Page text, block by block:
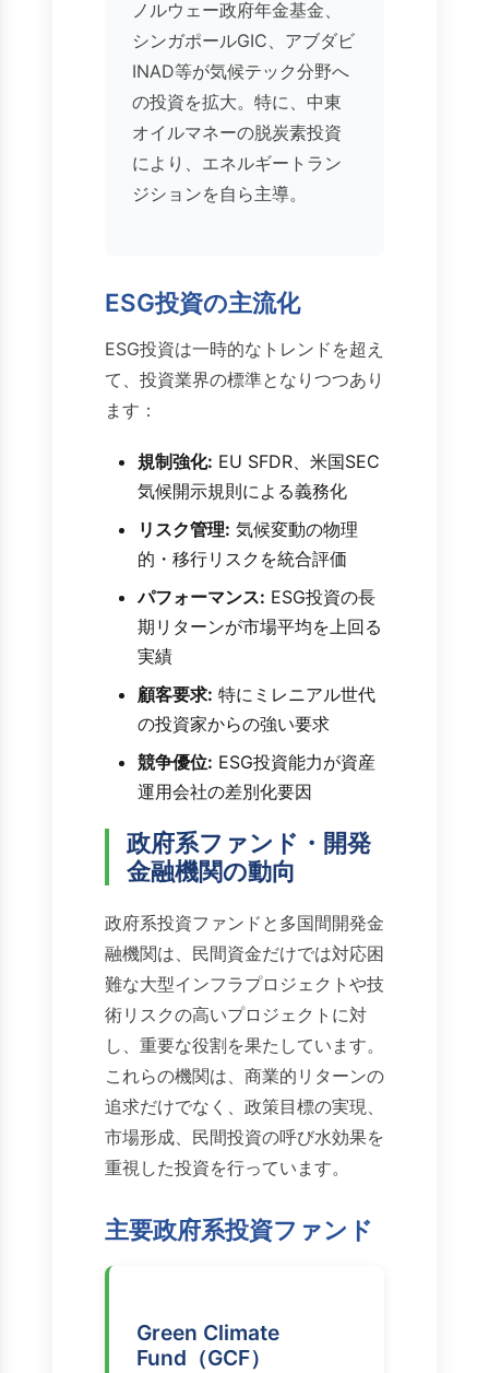
ノルウェー政府年金基金、
シンガポールGIC、アブダビ
INAD等が気候テック分野へ
の投資を拡大。特に、中東
オイルマネーの脱炭素投資
により、エネルギートラン
ジションを自ら主導。
ESG投資の主流化
ESG投資は一時的なトレンドを超え
て、投資業界の標準となりつつあり
ます：
規制強化: EU SFDR、米国SEC
気候開示規則による義務化
リスク管理: 気候変動の物理
的・移行リスクを統合評価
パフォーマンス: ESG投資の長
期リターンが市場平均を上回る
実績
顧客要求: 特にミレニアル世代
の投資家からの強い要求
競争優位: ESG投資能力が資産
運用会社の差別化要因
政府系ファンド・開発
金融機関の動向
政府系投資ファンドと多国間開発金
融機関は、民間資金だけでは対応困
難な大型インフラプロジェクトや技
術リスクの高いプロジェクトに対
し、重要な役割を果たしています。
これらの機関は、商業的リターンの
追求だけでなく、政策目標の実現、
市場形成、民間投資の呼び水効果を
重視した投資を行っています。
主要政府系投資ファンド
Green Climate
Fund（GCF）